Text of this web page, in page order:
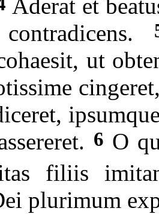
Aderat et
ut
6 O
filiis
plurimum